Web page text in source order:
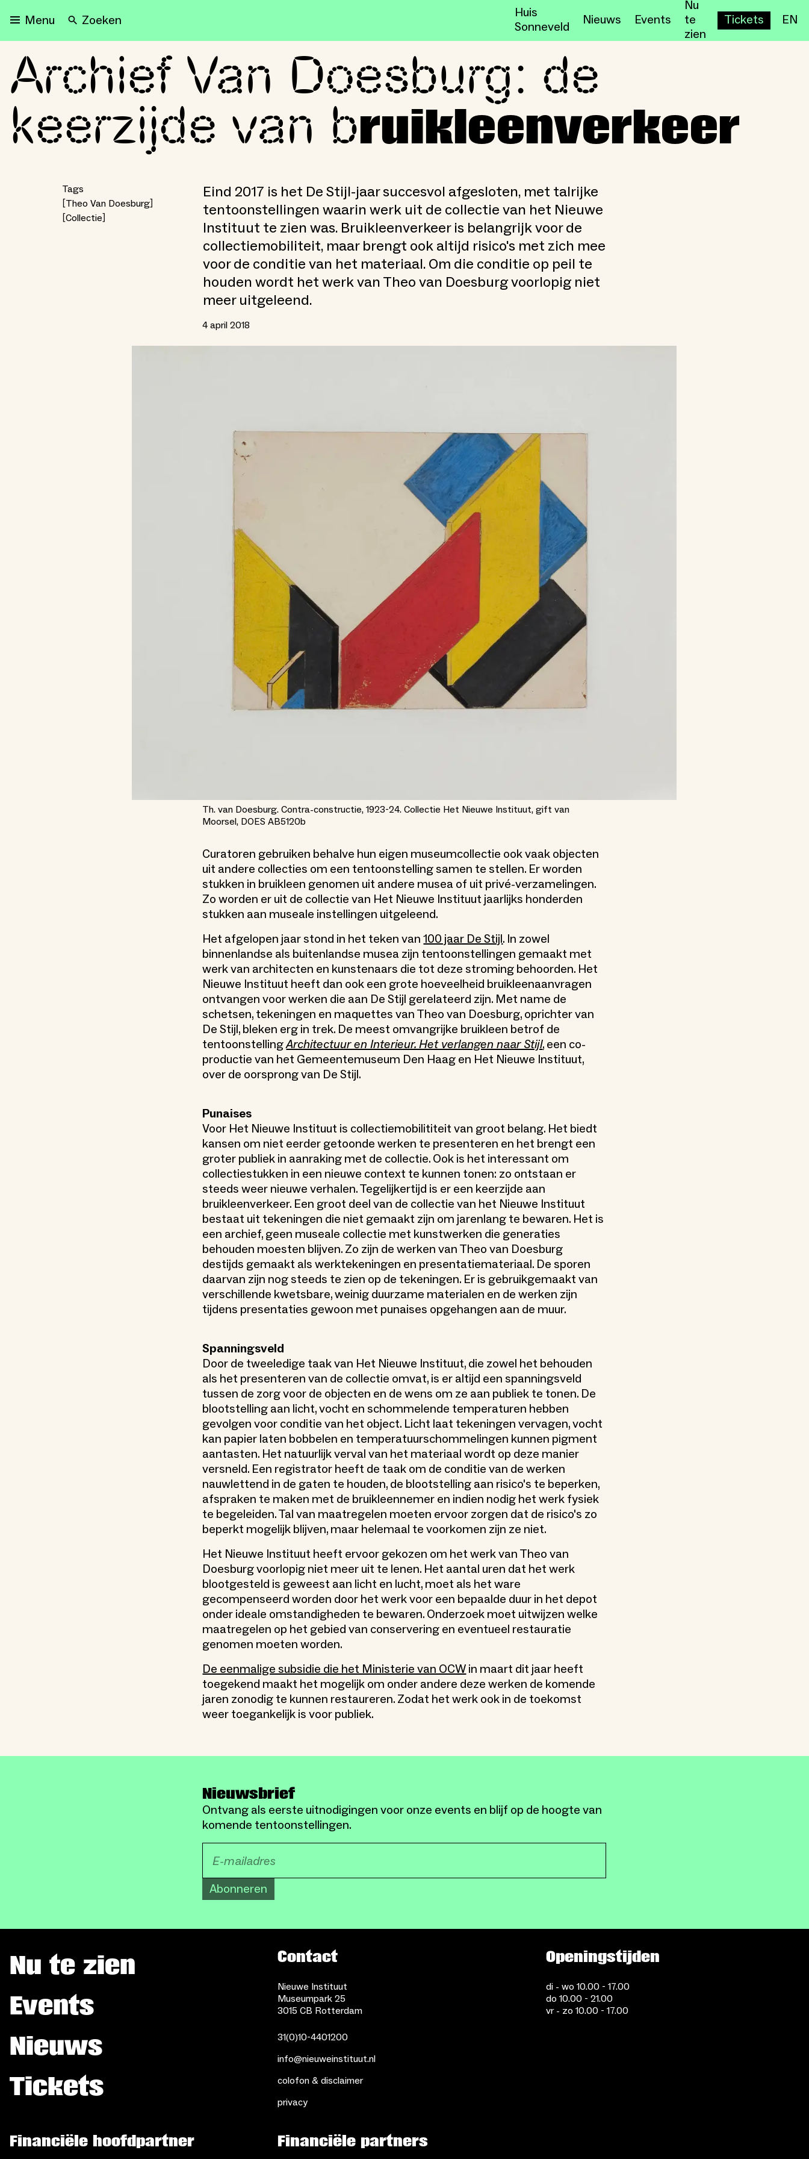
Menu Zoeken
Huis
Sonneveld
Nieuws Events
Nu
te
zien
Tickets EN
Archief Van Doesburg: de keerzijde van bruikleenverkeer
Archief Van Doesburg: de
keerzijde van bruikleenverkeer
Tags
Theo Van Doesburg
Collectie
Eind 2017 is het De Stijl-jaar succesvol afgesloten, met talrijke
tentoonstellingen waarin werk uit de collectie van het Nieuwe
Instituut te zien was. Bruikleenverkeer is belangrijk voor de
collectiemobiliteit, maar brengt ook altijd risico's met zich mee
voor de conditie van het materiaal. Om die conditie op peil te
houden wordt het werk van Theo van Doesburg voorlopig niet
meer uitgeleend.
4 april 2018
Th. van Doesburg. Contra-constructie, 1923-24. Collectie Het Nieuwe Instituut, gift van
Moorsel, DOES AB5120b
Curatoren gebruiken behalve hun eigen museumcollectie ook vaak objecten
uit andere collecties om een tentoonstelling samen te stellen. Er worden
stukken in bruikleen genomen uit andere musea of uit privé-verzamelingen.
Zo worden er uit de collectie van Het Nieuwe Instituut jaarlijks honderden
stukken aan museale instellingen uitgeleend.
Het afgelopen jaar stond in het teken van100 jaar De Stijl. In zowel
binnenlandse als buitenlandse musea zijn tentoonstellingen gemaakt met
werk van architecten en kunstenaars die tot deze stroming behoorden. Het
Nieuwe Instituut heeft dan ook een grote hoeveelheid bruikleenaanvragen
ontvangen voor werken die aan De Stijl gerelateerd zijn. Met name de
schetsen, tekeningen en maquettes van Theo van Doesburg, oprichter van
De Stijl, bleken erg in trek. De meest omvangrijke bruikleen betrof de
tentoonstellingArchitectuur en Interieur. Het verlangen naar Stijl, een co-
productie van het Gemeentemuseum Den Haag en Het Nieuwe Instituut,
over de oorsprong van De Stijl.
Punaises
Voor Het Nieuwe Instituut is collectiemobilititeit van groot belang. Het biedt
kansen om niet eerder getoonde werken te presenteren en het brengt een
groter publiek in aanraking met de collectie. Ook is het interessant om
collectiestukken in een nieuwe context te kunnen tonen: zo ontstaan er
steeds weer nieuwe verhalen. Tegelijkertijd is er een keerzijde aan
bruikleenverkeer. Een groot deel van de collectie van het Nieuwe Instituut
bestaat uit tekeningen die niet gemaakt zijn om jarenlang te bewaren. Het is
een archief, geen museale collectie met kunstwerken die generaties
behouden moesten blijven. Zo zijn de werken van Theo van Doesburg
destijds gemaakt als werktekeningen en presentatiemateriaal. De sporen
daarvan zijn nog steeds te zien op de tekeningen. Er is gebruikgemaakt van
verschillende kwetsbare, weinig duurzame materialen en de werken zijn
tijdens presentaties gewoon met punaises opgehangen aan de muur.
Spanningsveld
Door de tweeledige taak van Het Nieuwe Instituut, die zowel het behouden
als het presenteren van de collectie omvat, is er altijd een spanningsveld
tussen de zorg voor de objecten en de wens om ze aan publiek te tonen. De
blootstelling aan licht, vocht en schommelende temperaturen hebben
gevolgen voor conditie van het object. Licht laat tekeningen vervagen, vocht
kan papier laten bobbelen en temperatuurschommelingen kunnen pigment
aantasten. Het natuurlijk verval van het materiaal wordt op deze manier
versneld. Een registrator heeft de taak om de conditie van de werken
nauwlettend in de gaten te houden, de blootstelling aan risico's te beperken,
afspraken te maken met de bruikleennemer en indien nodig het werk fysiek
te begeleiden. Tal van maatregelen moeten ervoor zorgen dat de risico's zo
beperkt mogelijk blijven, maar helemaal te voorkomen zijn ze niet.
Het Nieuwe Instituut heeft ervoor gekozen om het werk van Theo van
Doesburg voorlopig niet meer uit te lenen. Het aantal uren dat het werk
blootgesteld is geweest aan licht en lucht, moet als het ware
gecompenseerd worden door het werk voor een bepaalde duur in het depot
onder ideale omstandigheden te bewaren. Onderzoek moet uitwijzen welke
maatregelen op het gebied van conservering en eventueel restauratie
genomen moeten worden.
De eenmalige subsidie die het Ministerie van OCWin maart dit jaar heeft
toegekend maakt het mogelijk om onder andere deze werken de komende
jaren zonodig te kunnen restaureren. Zodat het werk ook in de toekomst
weer toegankelijk is voor publiek.
Nieuwsbrief
Ontvang als eerste uitnodigingen voor onze events en blijf op de hoogte van
komende tentoonstellingen.
Abonneren
Nu te zien
Events
Nieuws
Tickets
Contact
Nieuwe Instituut
Museumpark 25
3015 CB Rotterdam
31(0)10-4401200
info@nieuweinstituut.nl
colofon & disclaimer
privacy
Openingstijden
di - wo 10.00 - 17.00
do 10.00 - 21.00
vr - zo 10.00 - 17.00
Financiële hoofdpartner Financiële partners